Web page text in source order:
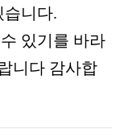
습니다.
있기를 바라
니다 감사합